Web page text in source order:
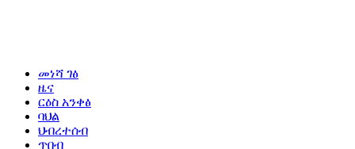
መነሻ ገፅ
ዜና
ርዕስ አንቀፅ
ባህል
ህብረተሰብ
ጥበብ